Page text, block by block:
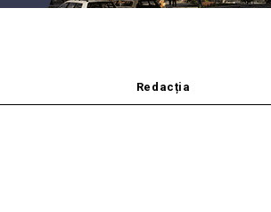
Redacția